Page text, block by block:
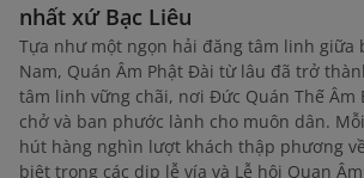
nhất xứ Bạc Liêu
Tựa như một ngọn hải đăng tâm linh
Nam, Quán Âm Phật Đài từ lâu đã trở
tâm linh vững chãi, nơi Đức Quán Thế Âm
chở và ban phước lành cho muôn dân.
hút hàng nghìn lượt khách thập phương
biệt trong các dịp lễ vía và Lễ hội Quan